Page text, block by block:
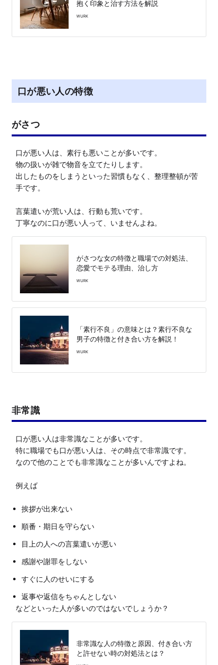
抱く印象と治す方法を解説
WURK
口が悪い人の特徴
がさつ
口が悪い人は、素行も悪いことが多いです。
物の扱いが雑で物音を立てたりします。
出したものをしまうといった習慣もなく、整理整頓が苦
手です。
言葉遣いが荒い人は、行動も荒いです。
丁寧なのに口が悪い人って、いませんよね。
がさつな女の特徴と職場での対処法、
恋愛でモテる理由、治し方
WURK
「素行不良」の意味とは？素行不良な
男子の特徴と付き合い方を解説！
WURK
非常識
口が悪い人は非常識なことが多いです。
特に職場でも口が悪い人は、その時点で非常識です。
なので他のことでも非常識なことが多いんですよね。
例えば
挨拶が出来ない
順番・期日を守らない
目上の人への言葉遣いが悪い
感謝や謝罪をしない
すぐに人のせいにする
返事や返信をちゃんとしない
などといった人が多いのではないでしょうか？
非常識な人の特徴と原因、付き合い方
と許せない時の対処法とは？